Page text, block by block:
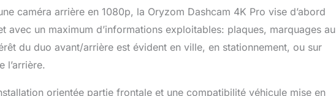
caméra arrière en 1080p, la Oryzom Dashcam 4K Pro vise d’abord
avec un maximum d’informations exploitables: plaques, marquages au
du duo avant/arrière est évident en ville, en stationnement, ou sur
l’arrière.
orientée partie frontale et une compatibilité véhicule mise en